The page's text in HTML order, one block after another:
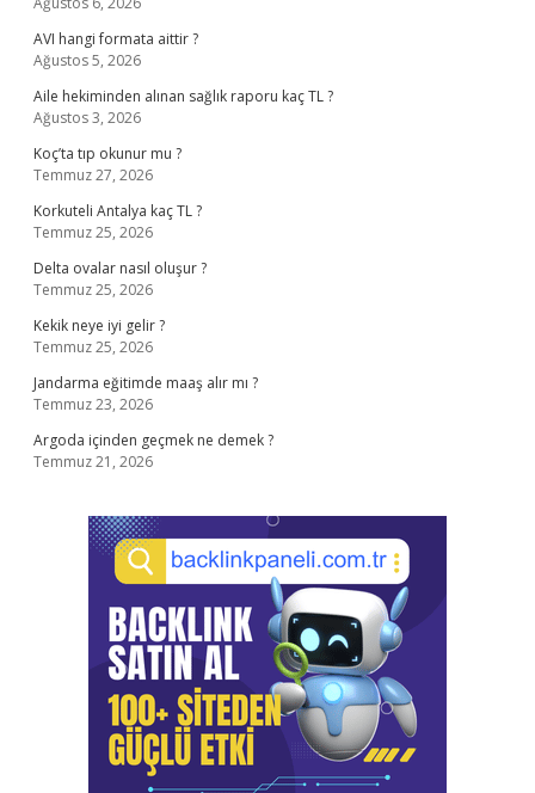
AVI hangi formata aittir ?
Ağustos 5, 2026
Aile hekiminden alınan sağlık raporu kaç TL ?
Ağustos 3, 2026
Koç’ta tıp okunur mu ?
Temmuz 27, 2026
Korkuteli Antalya kaç TL ?
Temmuz 25, 2026
Delta ovalar nasıl oluşur ?
Temmuz 25, 2026
Kekik neye iyi gelir ?
Temmuz 25, 2026
Jandarma eğitimde maaş alır mı ?
Temmuz 23, 2026
Argoda içinden geçmek ne demek ?
Temmuz 21, 2026